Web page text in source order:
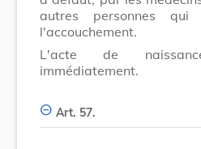
autres personnes
l'accouchement.
L'acte de
immédiatement.
Art. 57.